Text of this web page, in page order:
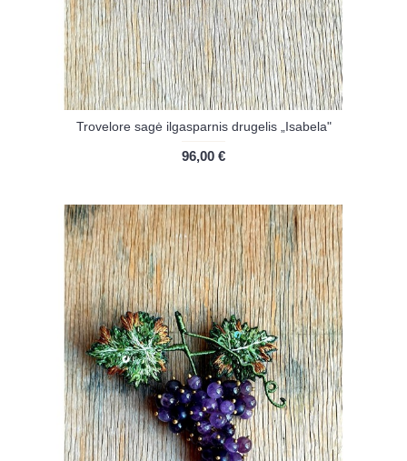
Trovelore sagė ilgasparnis drugelis „Isabela"
96,00 €